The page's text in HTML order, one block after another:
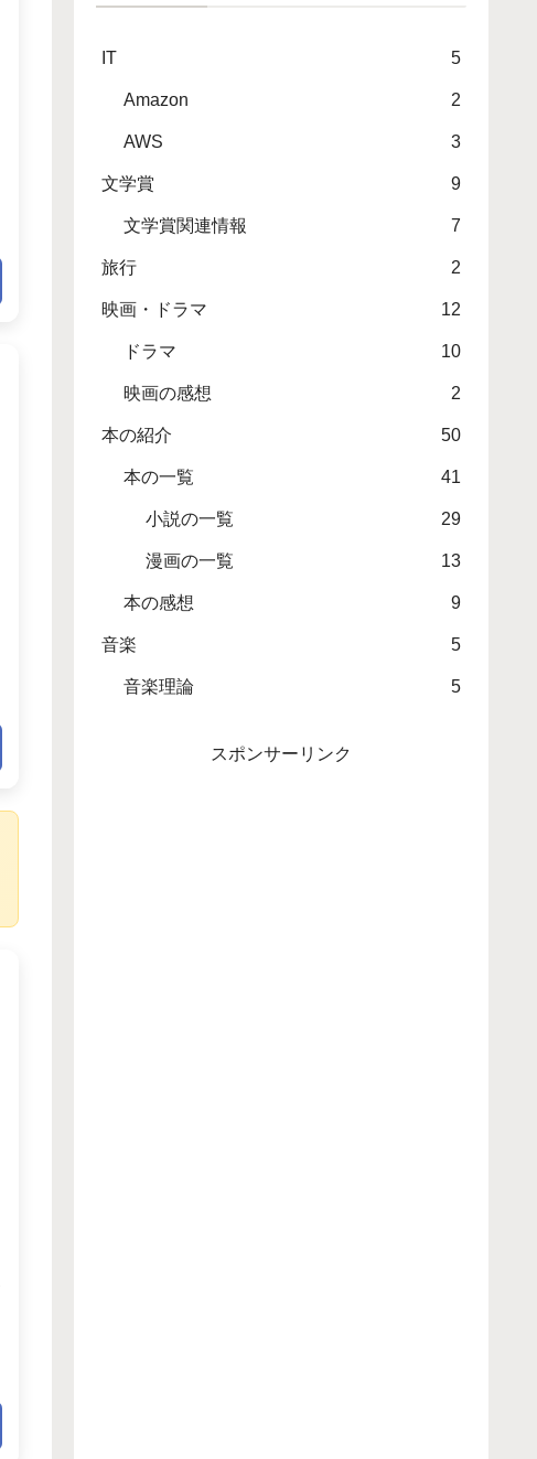
IT 5
Amazon 2
AWS 3
文学賞 9
文学賞関連情報 7
旅行 2
映画・ドラマ 12
ドラマ 10
映画の感想 2
本の紹介 50
本の一覧 41
小説の一覧 29
漫画の一覧 13
本の感想 9
音楽 5
音楽理論 5
スポンサーリンク